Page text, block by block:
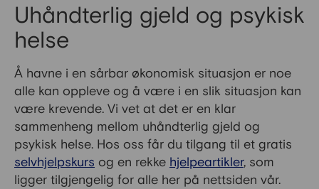
Uhåndterlig gjeld og psykisk
helse
Å havne i en sårbar økonomisk situasjon er noe
alle kan oppleve og å være i en slik situasjon kan
være krevende. Vi vet at det er en klar
sammenheng mellom uhåndterlig gjeld og
psykisk helse. Hos oss får du tilgang til et gratis
selvhjelpskurs og en rekke hjelpeartikler, som
ligger tilgjengelig for alle her på nettsiden vår.